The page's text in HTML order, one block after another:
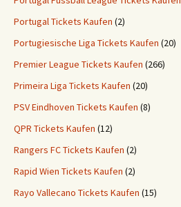
Portugal Tickets Kaufen (2)
Portugiesische Liga Tickets Kaufen (20)
Premier League Tickets Kaufen (266)
Primeira Liga Tickets Kaufen (20)
PSV Eindhoven Tickets Kaufen (8)
QPR Tickets Kaufen (12)
Rangers FC Tickets Kaufen (2)
Rapid Wien Tickets Kaufen (2)
Rayo Vallecano Tickets Kaufen (15)